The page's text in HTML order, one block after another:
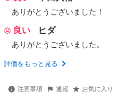
ありがとうございました！
良い ヒダ
ありがとうございました。
評価をもっと見る
注意事項 通報 お気に入り